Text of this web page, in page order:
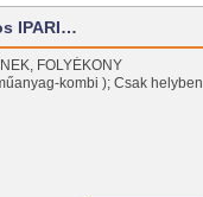
IPARI…
FOLYÉKONY
kombi ); Csak helyben